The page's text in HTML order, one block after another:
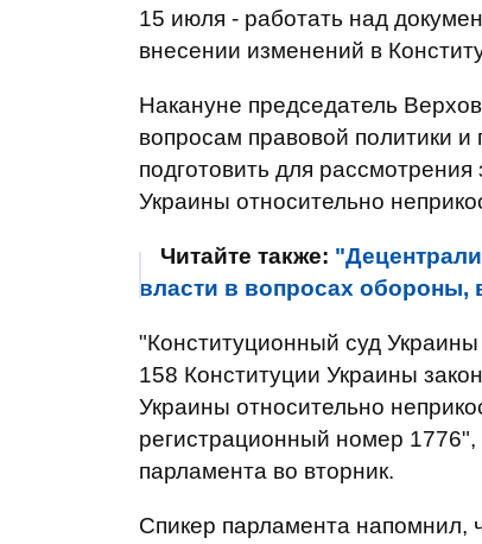
15 июля - работать над
внесении изменений в
Накануне председатель
вопросам правовой политики
подготовить для
Украины относительно
Читайте также:
власти в вопросах обороны,
"Конституционный суд
158 Конституции Украины
Украины относительно
регистрационный номер
парламента во вторник.
Спикер парламента напомнил,